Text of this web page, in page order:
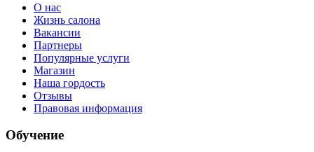
О нас
Жизнь салона
Вакансии
Партнеры
Популярные услуги
Магазин
Наша гордость
Отзывы
Правовая информация
Обучение